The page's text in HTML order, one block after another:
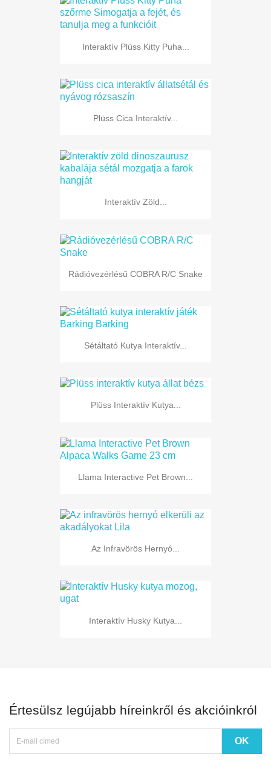
Interaktív Plüss Kitty Puha...
Plüss Cica Interaktív...
Interaktív Zöld...
Rádióvezérlésű COBRA R/C Snake
Sétáltató Kutya Interaktív...
Plüss Interaktív Kutya...
Llama Interactive Pet Brown...
Az Infravörös Hernyó...
Interaktív Husky Kutya...
Értesülsz legújabb híreinkről és akcióinkról